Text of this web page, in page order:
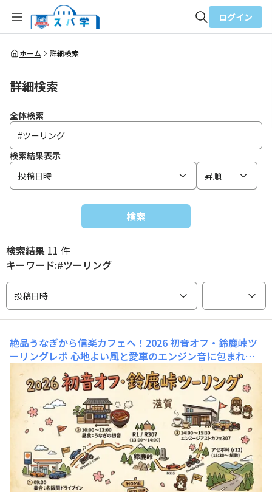
全体検索
ログイン
ホーム 詳細検索
詳細検索
全体検索
検索結果表示
投稿日時
昇順
検索
検索結果 11 件
キーワード:#ツーリング
投稿日時
絶品うなぎから信楽カフェへ！2026 初音オフ・鈴鹿峠ツ
ーリングレポ ​心地よい風と愛車のエンジン音に包まれな
がら、仲間たちと駆け抜けた1日──。​今回は、三重・亀
山から滋賀・信楽へと至る「2026初音オフ・鈴鹿峠ツー
リング」の模様をお届けします。​関の「初音」で香ばしく
焼き上げられた極上の鰻に舌鼓を打ち、鈴鹿峠の心地よい
コーナーを抜けて辿り着いたのは、エンスージアス